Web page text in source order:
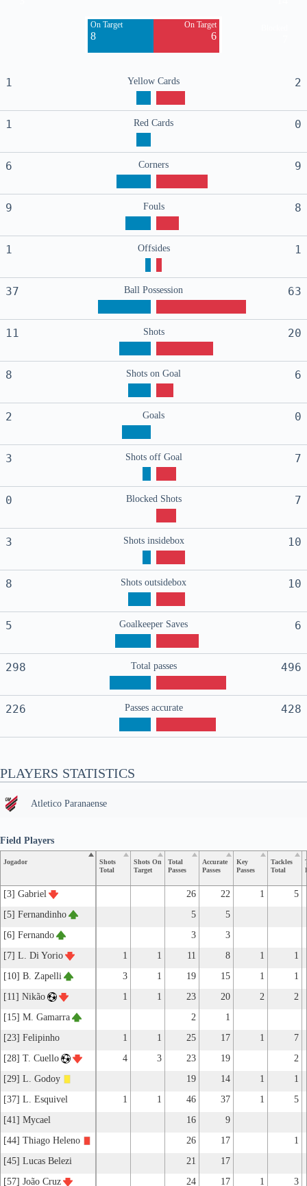
On Target
8
On Target
6
1 Yellow Cards 2
1 Red Cards 0
6 Corners 9
9 Fouls 8
1 Offsides 1
37 Ball Possession 63
11 Shots 20
8 Shots on Goal 6
2 Goals 0
3 Shots off Goal 7
0 Blocked Shots 7
3 Shots insidebox 10
8 Shots outsidebox 10
5 Goalkeeper Saves 6
298 Total passes 496
226 Passes accurate 428
PLAYERS STATISTICS
Atletico Paranaense
Jogador
Shots
Total
Shots On
Target
Total
Passes
Accurate
Passes
Key
Passes
Tackles
Total
[3] Gabriel 26 22 1
5
[5] Fernandinho
5
5
[6] Fernando
3
3
[7] L. Di Yorio
1 1 11 8 1
1
[10] B. Zapelli
3 1 19 15 1
1
[11] Nikão
1 1 23 20 2
2
[15] M. Gamarra
2
1
[23] Felipinho
1 1 25 17 1
7
[28] T. Cuello
4 3 23 19
2
[29] L. Godoy
19 14 1
1
[37] L. Esquivel
1 1 46 37 1
5
[41] Mycael
16
9
[44] Thiago Heleno
26 17
1
[45] Lucas Belezi
21
17
[57] João Cruz
24 17 1 3
Field Players